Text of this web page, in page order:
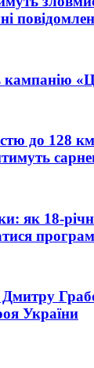
до 128
як 18-
України